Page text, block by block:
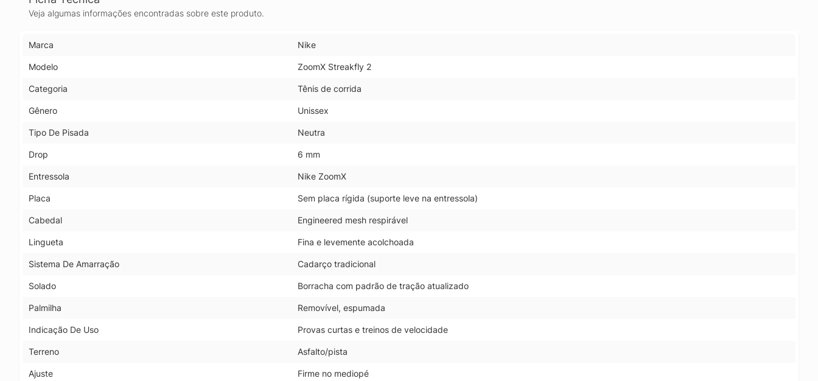
Veja algumas informações encontradas sobre este produto.
Marca Nike
Modelo ZoomX Streakfly 2
Categoria Tênis de corrida
Gênero Unissex
Tipo De Pisada Neutra
Drop 6 mm
Entressola Nike ZoomX
Placa Sem placa rígida (suporte leve na entressola)
Cabedal Engineered mesh respirável
Lingueta Fina e levemente acolchoada
Sistema De Amarração Cadarço tradicional
Solado Borracha com padrão de tração atualizado
Palmilha Removível, espumada
Indicação De Uso Provas curtas e treinos de velocidade
Terreno Asfalto/pista
Ajuste Firme no mediopé